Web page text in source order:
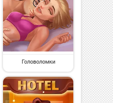
Головоломки